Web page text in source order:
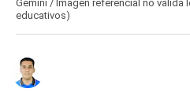
Gemini / Imagen referencial no válida
educativos)